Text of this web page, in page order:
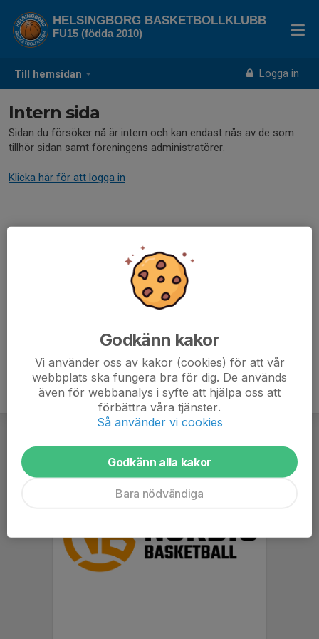
Till hemsidan Logga in
HELSINGBORG BASKETBOLLKLUBB
FU15 (födda 2010)
Intern sida
Sidan du försöker nå är intern och kan endast nås av de som
tillhör sidan samt föreningens administratörer.
Klicka här för att logga in
Godkänn kakor
Vi använder oss av kakor (cookies) för att vår
webbplats ska fungera bra för dig. De används
även för webbanalys i syfte att hjälpa oss att
förbättra våra tjänster.
Så använder vi cookies
Godkänn alla kakor
Bara nödvändiga